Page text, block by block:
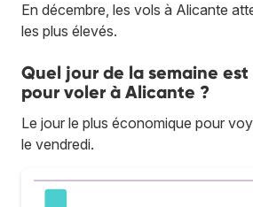
En décembre, les vols à Alicante
les plus élevés.
Quel jour de la semaine
pour voler à Alicante ?
Le jour le plus économique pour
le vendredi.